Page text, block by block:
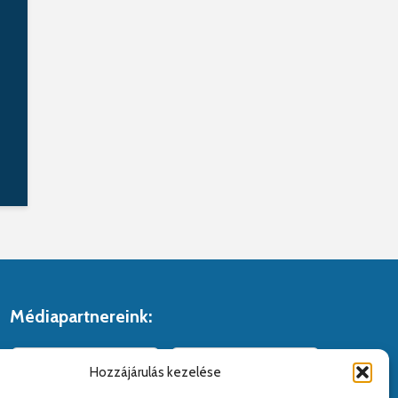
Hozzájárulás kezelése
Médiapartnereink: